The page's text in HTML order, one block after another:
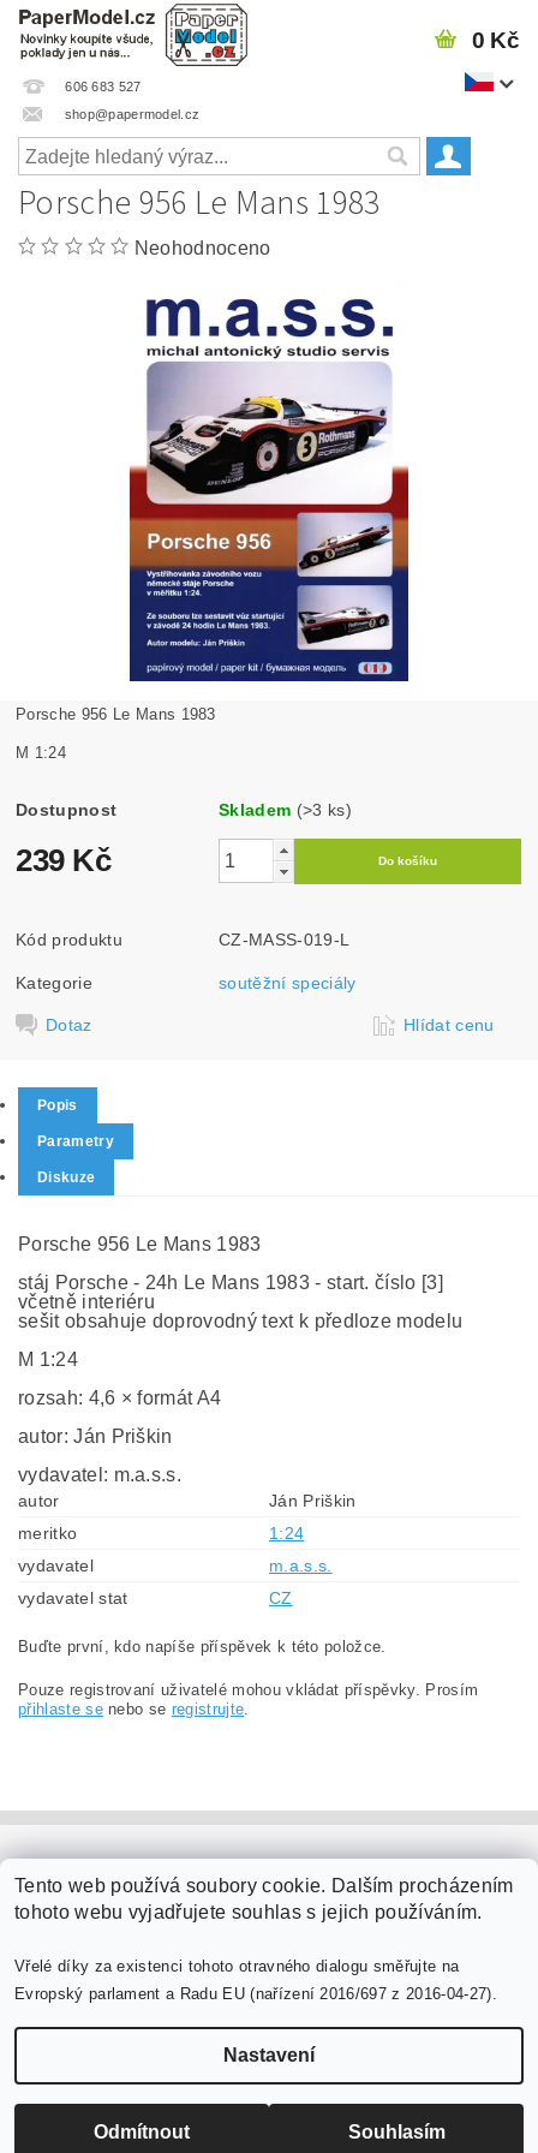
606 683 527
shop@papermodel.cz
0 Kč
Porsche 956 Le Mans 1983
Neohodnoceno
Porsche 956 Le Mans 1983
M 1:24
Dostupnost Skladem (>3 ks)
239 Kč
Kód produktu CZ-MASS-019-L
Kategorie soutěžní speciály
Dotaz Hlídat cenu
Popis
Parametry
Diskuze
Porsche 956 Le Mans 1983
stáj Porsche - 24h Le Mans 1983 - start. číslo [3]
včetně interiéru
sešit obsahuje doprovodný text k předloze modelu
M 1:24
rozsah: 4,6 × formát A4
autor: Ján Priškin
vydavatel: m.a.s.s.
autor
Ján Priškin
meritko
1:24
vydavatel
m.a.s.s.
vydavatel stat
CZ
Buďte první, kdo napíše příspěvek k této položce.
Pouze registrovaní uživatelé mohou vkládat příspěvky. Prosím
přihlaste senebo se registrujte.
Vytvořil Shoptet
Tento web používá soubory cookie. Dalším procházením
tohoto webu vyjadřujete souhlas s jejich používáním.
Vřelé díky za existenci tohoto otravného dialogu směřujte na
Evropský parlament a Radu EU (nařízení 2016/697 z 2016-04-27).
Nastavení
Odmítnout Souhlasím